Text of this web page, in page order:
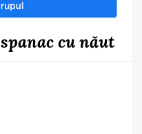
cu năut